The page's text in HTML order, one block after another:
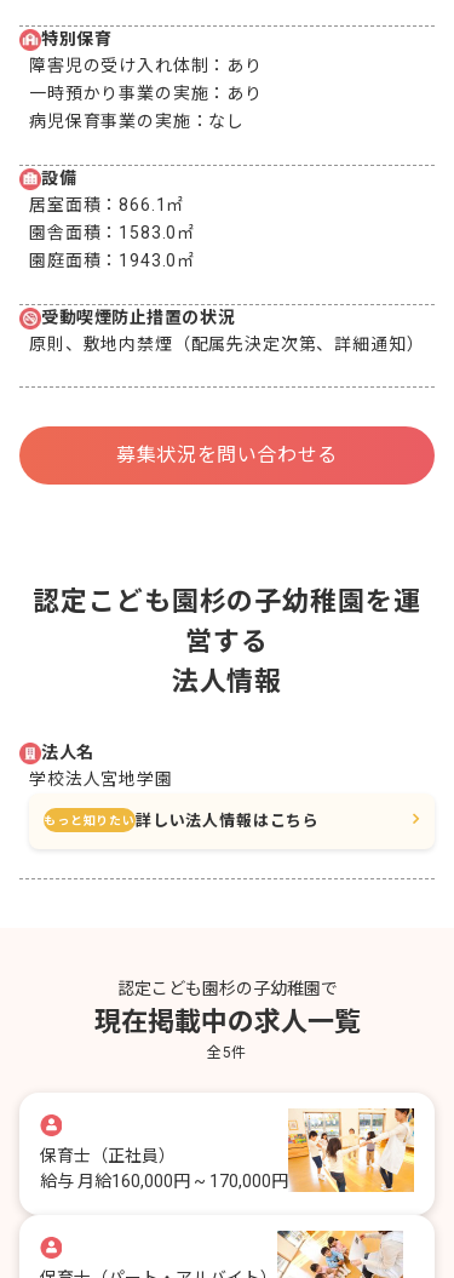
特別保育
障害児の受け入れ体制： あり
一時預かり事業の実施： あり
病児保育事業の実施： なし
設備
居室面積：866.1㎡
園舎面積： 1583.0㎡
園庭面積： 1943.0㎡
受動喫煙防止措置の状況
原則、敷地内禁煙（配属先決定次第、詳細通知）
募集状況を問い合わせる
認定こども園杉の子幼稚園を運
営する
法人情報
法人名
学校法人宮地学園
もっと知りたい詳しい法人情報はこちら
認定こども園杉の子幼稚園で
現在掲載中の求人一覧
全5件
保育士 （正社員）
給与 月給160,000円 ~ 170,000円